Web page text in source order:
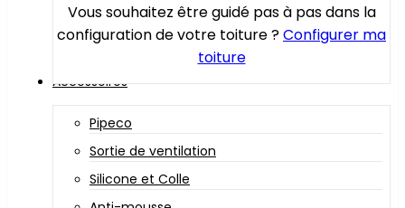
Vous souhaitez être guidé pas à pas dans la
configuration de votre toiture ?Configurer ma
toiture
Accessoires
Pipeco
Sortie de ventilation
Silicone et Colle